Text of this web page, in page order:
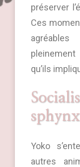
préserver
Ces
qu’ils
sphynx
Yoko
autres